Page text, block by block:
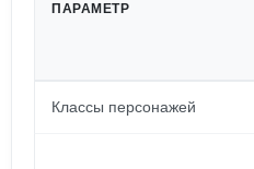
ПАРАМЕТР
Классы персонажей